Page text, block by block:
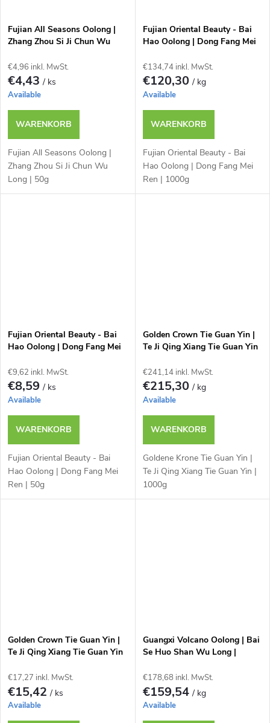
Fujian All Seasons Oolong |
Zhang Zhou Si Ji Chun Wu
€4,96 inkl. MwSt.
€4,43/ ks
Available
WARENKORB
Fujian All Seasons Oolong |
Zhang Zhou Si Ji Chun Wu
Long | 50g
Fujian Oriental Beauty - Bai
Hao Oolong | Dong Fang Mei
€134,74 inkl. MwSt.
€120,30/ kg
Available
WARENKORB
Fujian Oriental Beauty - Bai
Hao Oolong | Dong Fang Mei
Ren | 1000g
Fujian Oriental Beauty - Bai
Hao Oolong | Dong Fang Mei
€9,62 inkl. MwSt.
€8,59/ ks
Available
WARENKORB
Fujian Oriental Beauty - Bai
Hao Oolong | Dong Fang Mei
Ren | 50g
Golden Crown Tie Guan Yin |
Te Ji Qing Xiang Tie Guan Yin
€241,14 inkl. MwSt.
€215,30/ kg
Available
WARENKORB
Goldene Krone Tie Guan Yin |
Te Ji Qing Xiang Tie Guan Yin |
1000g
Golden Crown Tie Guan Yin |
Te Ji Qing Xiang Tie Guan Yin
€17,27 inkl. MwSt.
€15,42/ ks
Available
Guangxi Volcano Oolong | Bai
Se Huo Shan Wu Long |
€178,68 inkl. MwSt.
€159,54/ kg
Available